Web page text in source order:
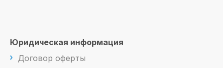
Юридическая информация
Договор оферты